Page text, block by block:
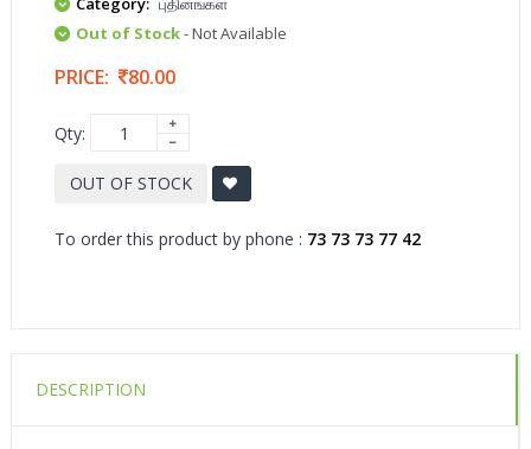
Out of Stock- Not Available
PRICE: 80.00
Qty:
OUT OF STOCK
To order this product by phone : 73 73 73 77 42
DESCRIPTION